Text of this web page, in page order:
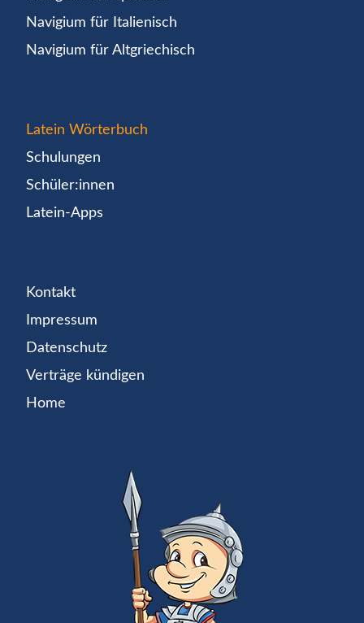
Navigium für Italienisch
Navigium für Altgriechisch
Latein Wörterbuch
Schulungen
Schüler:innen
Latein-Apps
Kontakt
Impressum
Datenschutz
Verträge kündigen
Home